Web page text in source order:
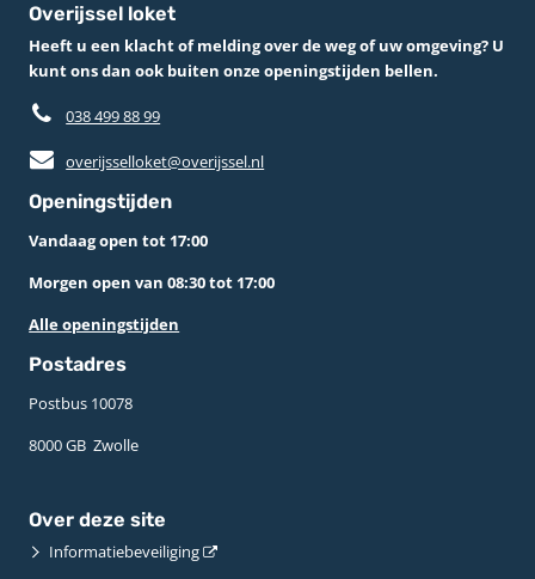
Overijssel loket
Heeft u een klacht of melding over de weg of uw omgeving? U
kunt ons dan ook buiten onze openingstijden bellen.
038 499 88 99
overijsselloket@overijssel.nl
Openingstijden
Vandaag open tot 17:00
Morgen open van 08:30 tot 17:00
Alle openingstijden
Postadres
Postbus 10078 ­
8000 GB ­ Zwolle
Over deze site
Informatiebeveiliging